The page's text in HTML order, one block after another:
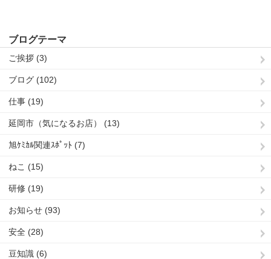
ブログテーマ
ご挨拶 (3)
ブログ (102)
仕事 (19)
延岡市（気になるお店） (13)
旭ｹﾐｶﾙ関連ｽﾎﾟｯﾄ (7)
ねこ (15)
研修 (19)
お知らせ (93)
安全 (28)
豆知識 (6)